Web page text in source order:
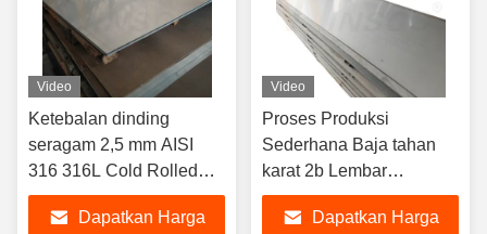
Video
Ketebalan dinding
seragam 2,5 mm AISI
316 316L Cold Rolled
1000mmx2000mm
Lembar stainless steel 2b
Dapatkan Harga
Video
Proses Produksi
Sederhana Baja tahan
karat 2b Lembar
permukaan 304 304l
Kelas
Dapatkan Harga